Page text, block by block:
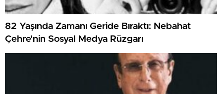
82 Yaşında Zamanı Geride Bıraktı: Nebahat
Çehre’nin Sosyal Medya Rüzgarı